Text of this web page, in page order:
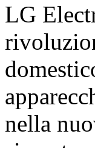
LG
nella